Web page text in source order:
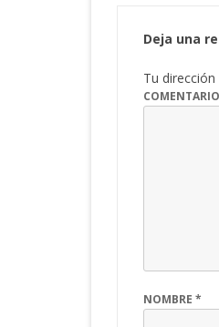
Deja una
Tu
COMENTARIO
NOMBRE *